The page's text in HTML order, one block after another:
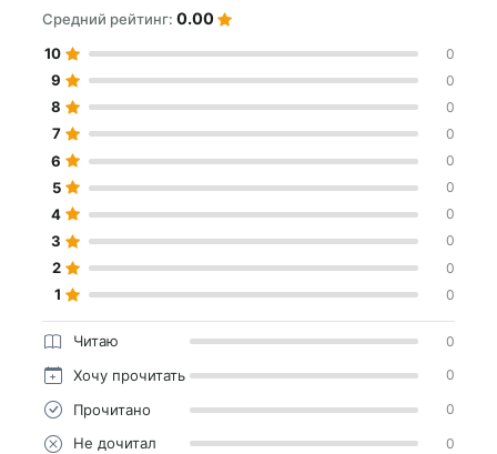
Средний рейтинг: 0.00
10 0
9 0
8 0
7 0
6 0
5 0
4 0
3 0
2 0
1 0
Читаю 0
Хочу прочитать 0
Прочитано 0
Не дочитал 0